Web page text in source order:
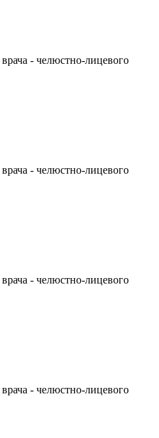
- челюстно-лицевого
- челюстно-лицевого
- челюстно-лицевого
- челюстно-лицевого